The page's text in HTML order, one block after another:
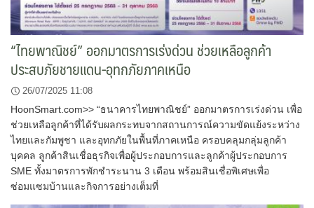
“ไทยพาณิชย์” ออกมาตรการเร่งด่วน ช่วยเหลือลูกค้า
ประสบภัยชายแดน-อุทกภัยภาคเหนือ
26/07/2025 11:08
HoonSmart.com>> “ธนาคารไทยพาณิชย์” ออกมาตรการเร่งด่วน เพื่อ
ช่วยเหลือลูกค้าที่ได้รับผลกระทบจากสถานการณ์ความขัดแย้งระหว่าง
ไทยและกัมพูชา และอุทกภัยในพื้นที่ภาคเหนือ ครอบคลุมกลุ่มลูกค้า
บุคคล ลูกค้าสินเชื่อธุรกิจเพื่อผู้ประกอบการและลูกค้าผู้ประกอบการ
SME ทั้งมาตรการพักชำระนาน 3 เดือน พร้อมสินเชื่อพิเศษเพื่อ
ซ่อมแซมบ้านและกิจการอย่างเต็มที่